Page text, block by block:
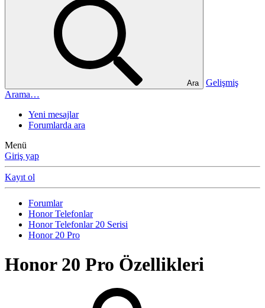
Ara
Gelişmiş
Arama…
Yeni mesajlar
Forumlarda ara
Menü
Giriş yap
Kayıt ol
Forumlar
Honor Telefonlar
Honor Telefonlar 20 Serisi
Honor 20 Pro
Honor 20 Pro Özellikleri